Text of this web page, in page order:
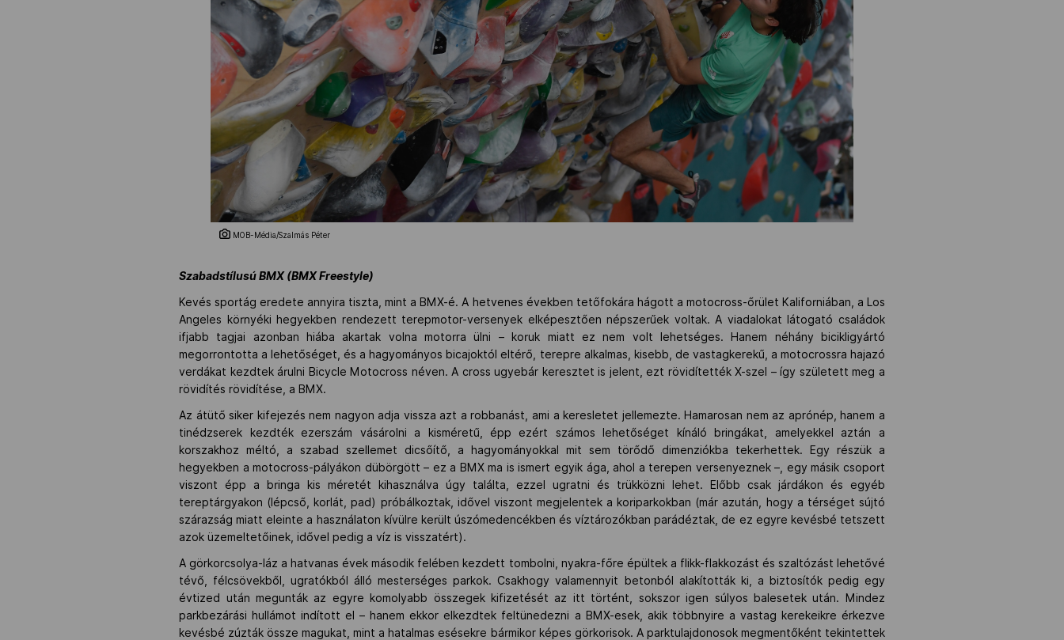
MOB-Média/Szalmás Péter
Szabadstílusú BMX (BMX Freestyle)
Kevés sportág eredete annyira tiszta, mint a BMX-é. A hetvenes években tetőfokára hágott a motocross-őrület Kaliforniában, a Los
Angeles környéki hegyekben rendezett terepmotor-versenyek elképesztően népszerűek voltak. A viadalokat látogató családok
ifjabb tagjai azonban hiába akartak volna motorra ülni – koruk miatt ez nem volt lehetséges. Hanem néhány bicikligyártó
megorrontotta a lehetőséget, és a hagyományos bicajoktól eltérő, terepre alkalmas, kisebb, de vastagkerekű, a motocrossra hajazó
verdákat kezdtek árulni Bicycle Motocross néven. A cross ugyebár keresztet is jelent, ezt rövidítették X-szel – így született meg a
rövidítés rövidítése, a BMX.
Az átütő siker kifejezés nem nagyon adja vissza azt a robbanást, ami a keresletet jellemezte. Hamarosan nem az aprónép, hanem a
tinédzserek kezdték ezerszám vásárolni a kisméretű, épp ezért számos lehetőséget kínáló bringákat, amelyekkel aztán a
korszakhoz méltó, a szabad szellemet dicsőítő, a hagyományokkal mit sem törődő dimenziókba tekerhettek. Egy részük a
hegyekben a motocross-pályákon dübörgött – ez a BMX ma is ismert egyik ága, ahol a terepen versenyeznek –, egy másik csoport
viszont épp a bringa kis méretét kihasználva úgy találta, ezzel ugratni és trükközni lehet. Előbb csak járdákon és egyéb
tereptárgyakon (lépcső, korlát, pad) próbálkoztak, idővel viszont megjelentek a koriparkokban (már azután, hogy a térséget sújtó
szárazság miatt eleinte a használaton kívülre került úszómedencékben és víztározókban parádéztak, de ez egyre kevésbé tetszett
azok üzemeltetőinek, idővel pedig a víz is visszatért).
A görkorcsolya-láz a hatvanas évek második felében kezdett tombolni, nyakra-főre épültek a flikk-flakkozást és szaltózást lehetővé
tévő, félcsövekből, ugratókból álló mesterséges parkok. Csakhogy valamennyit betonból alakították ki, a biztosítók pedig egy
évtized után megunták az egyre komolyabb összegek kifizetését az itt történt, sokszor igen súlyos balesetek után. Mindez
parkbezárási hullámot indított el – hanem ekkor elkezdtek feltünedezni a BMX-esek, akik többnyire a vastag kerekeikre érkezve
kevésbé zúzták össze magukat, mint a hatalmas esésekre bármikor képes görkorisok. A parktulajdonosok megmentőként tekintettek